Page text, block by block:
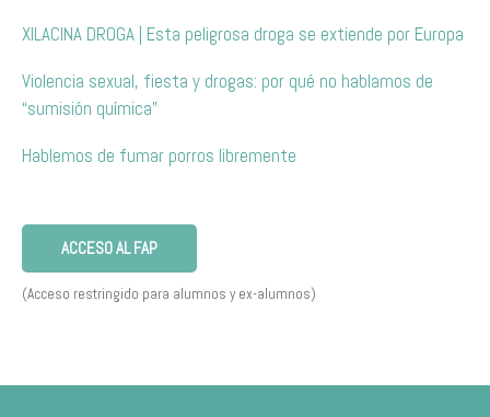
XILACINA DROGA | Esta peligrosa droga se extiende por Europa
Violencia sexual, fiesta y drogas: por qué no hablamos de
“sumisión química”
Hablemos de fumar porros libremente
ACCESO AL FAP
(Acceso restringido para alumnos y ex-alumnos)